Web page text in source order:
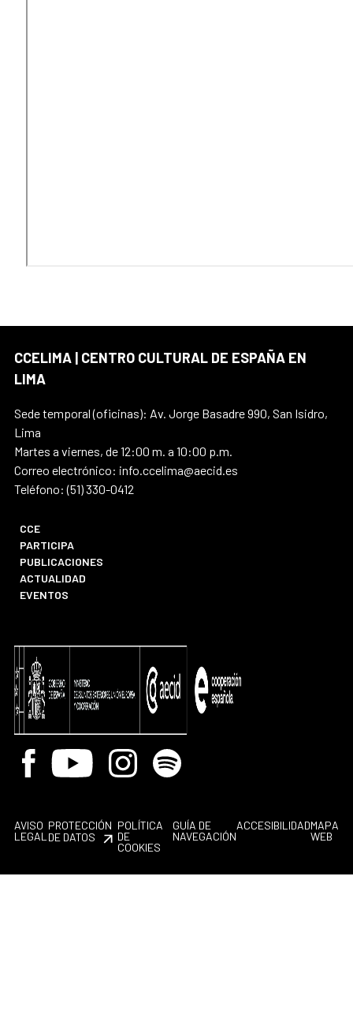
CCELIMA | CENTRO CULTURAL DE ESPAÑA EN
LIMA
Sede temporal (oficinas): Av. Jorge Basadre 990, San Isidro,
Lima
Martes a viernes, de 12:00 m. a 10:00 p.m.
Correo electrónico: info.ccelima@aecid.es
Teléfono: (51) 330-0412
CCE
PARTICIPA
PUBLICACIONES
ACTUALIDAD
EVENTOS
Facebook
Youtube InstagramSpotify
AVISO
LEGAL
PROTECCIÓN
DE DATOS
POLÍTICA
DE
COOKIES
GUÍA DE
NAVEGACIÓN
ACCESIBILIDADMAPA
WEB